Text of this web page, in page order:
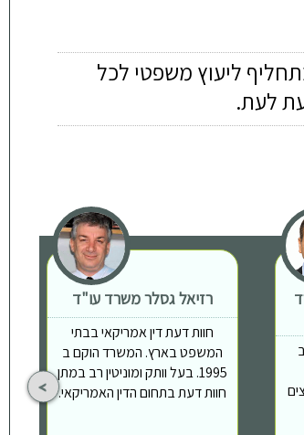
ליעוץ משפטי לכל
לעת.
רזיאל גסלר משרד עו"ד
חוות דעת דין אמריקאי בבתי
המשפט בארץ. המשרד הוקם ב
1995. בעל וותק ומוניטין רב במתן
חוות דעת בתחום הדין האמריקאי.